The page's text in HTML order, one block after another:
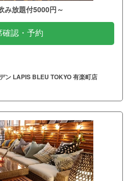
み放題付5000円～
確認・予約
ン LAPIS BLEU TOKYO 有楽町店